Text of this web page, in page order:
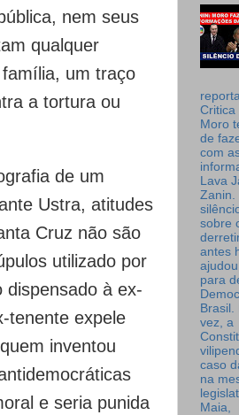
nem seus
qualquer
um traço
a tortura ou
de um
Ustra, atitudes
Cruz não são
utilizado por
dispensado à ex-
tenente expele
inventou
e seria punida
Critica
Moro
de
com
Lava
Zanin.
sobre
antes
para
Brasil.
vez, a
caso
na
Maia,